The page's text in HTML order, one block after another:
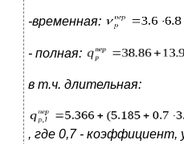
-временная:
- полная:
в т.ч. длительная:
, где 0,7 -